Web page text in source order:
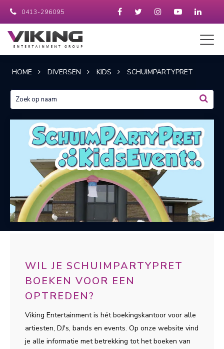
0413-296095
HOME DIVERSEN KIDS SCHUIMPARTYPRET
WIL JE SCHUIMPARTYPRET
BOEKEN VOOR EEN
OPTREDEN?
Viking Entertainment is hét boekingskantoor voor alle
artiesten, DJ's, bands en events. Op onze website vind
je alle informatie met betrekking tot het boeken van